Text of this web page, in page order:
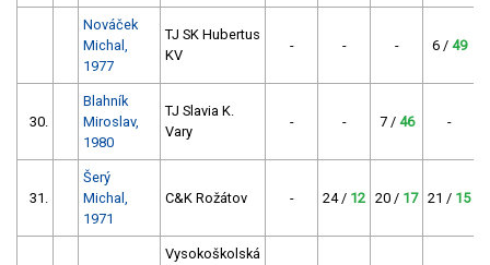
Nováček
Michal,
1977
TJ SK Hubertus
KV
- - - 6 / 49
30.
Blahník
Miroslav,
1980
TJ Slavia K.
Vary
- - 7 / 46 -
31.
Šerý
Michal,
1971
C&K Rožátov - 24 / 12 20 / 17 21 / 15
Vysokoškolská